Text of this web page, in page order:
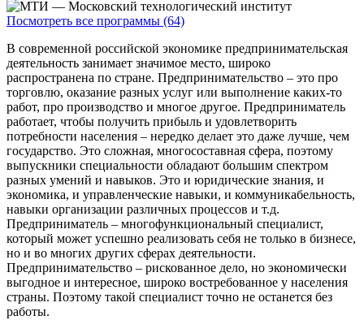
Посмотреть все программы (64)
В современной российской экономике предпринимательская
деятельность занимает значимое место, широко
распространена по стране. Предпринимательство – это про
торговлю, оказание разных услуг или выполнение каких-то
работ, про производство и многое другое. Предприниматель
работает, чтобы получить прибыль и удовлетворить
потребности населения – нередко делает это даже лучше, чем
государство. Это сложная, многосоставная сфера, поэтому
выпускники специальности обладают большим спектром
разных умений и навыков. Это и юридические знания, и
экономика, и управленческие навыки, и коммуникабельность,
навыки организации различных процессов и т.д.
Предприниматель – многофункциональный специалист,
который может успешно реализовать себя не только в бизнесе,
но и во многих других сферах деятельности.
Предпринимательство – рискованное дело, но экономически
выгодное и интересное, широко востребованное у населения
страны. Поэтому такой специалист точно не останется без
работы.